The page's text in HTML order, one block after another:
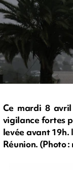
Ce mardi 8
vigilance fortes
levée avant 19h.
Réunion. (Photo